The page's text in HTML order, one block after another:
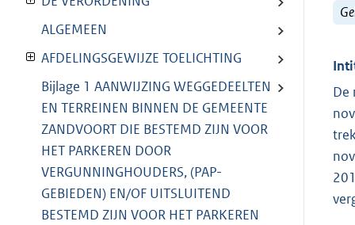
ALGEMEEN
AFDELINGSGEWIJZE TOELICHTING
Bijlage 1 AANWIJZING WEGGEDEELTEN
EN TERREINEN BINNEN DE GEMEENTE
ZANDVOORT DIE BESTEMD ZIJN VOOR
HET PARKEREN DOOR
VERGUNNINGHOUDERS, (PAP-
GEBIEDEN) EN/OF UITSLUITEND
BESTEMD ZIJN VOOR HET PARKEREN
De